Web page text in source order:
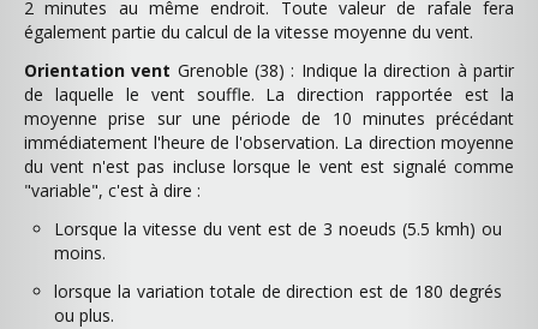
2 minutes au même endroit. Toute valeur de rafale fera
également partie du calcul de la vitesse moyenne du vent.
Orientation vent Grenoble (38) : Indique la direction à partir
de laquelle le vent souffle. La direction rapportée est la
moyenne prise sur une période de 10 minutes précédant
immédiatement l'heure de l'observation. La direction moyenne
du vent n'est pas incluse lorsque le vent est signalé comme
"variable", c'est à dire :
Lorsque la vitesse du vent est de 3 noeuds (5.5 kmh) ou
moins.
lorsque la variation totale de direction est de 180 degrés
ou plus.